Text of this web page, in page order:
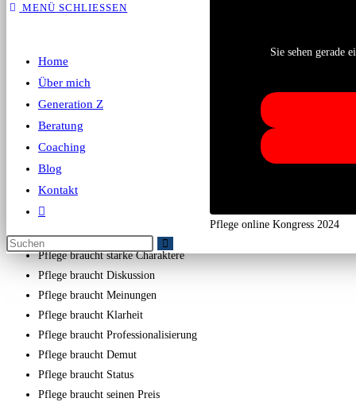
MENÜ SCHLIESSEN
Home
Über mich
Generation Z
Beratung
Coaching
Blog
Kontakt
Sie sehen gerade
Pflege online Kongress 2024
Pflege braucht starke Charaktere
Pflege braucht Diskussion
Pflege braucht Meinungen
Pflege braucht Klarheit
Pflege braucht Professionalisierung
Pflege braucht Demut
Pflege braucht Status
Pflege braucht seinen Preis